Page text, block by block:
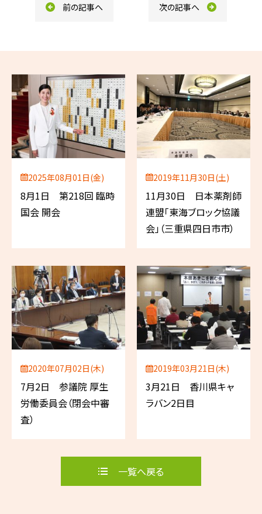
前の記事へ 次の記事へ
2025年08月01日(金)
8月1日 第218回 臨時
国会 開会
2019年11月30日(土)
11月30日 日本薬剤師
連盟「東海ブロック協議
会」（三重県四日市市）
2020年07月02日(木)
7月2日 参議院 厚生
労働委員会（閉会中審
査）
2019年03月21日(木)
3月21日 香川県キャ
ラバン2日目
一覧へ戻る